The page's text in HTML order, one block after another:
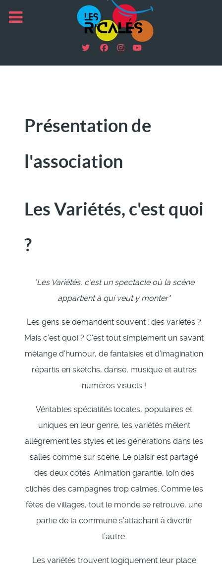
Présentation de
l'association
Les Variétés, c'est quoi
?
"Les Variétés, c’est un spectacle où la scène
appartient à qui veut y monter"
Les gens se demandent souvent : des variétés ?
Mais c’est quoi ? C’est tout simplement un savant
mélange d’humour, de fantaisies et d’imagination
répartis en sketchs, danse, musique et autres
numéros visuels !
Véritables spécialités locales, populaires et
uniques en leur genre, les variétés mêlent
allègrement les styles et les générations dans les
salles comme sur scène. Le plaisir est partagé
des deux côtés. Animation garantie, loin des
clichés des campagnes trop calmes. Comme les
fêtes de villages, tout le monde se retrouve, une
partie de la commune s’attachant à divertir
l’autre.
Les variétés trouvent logiquement leur place